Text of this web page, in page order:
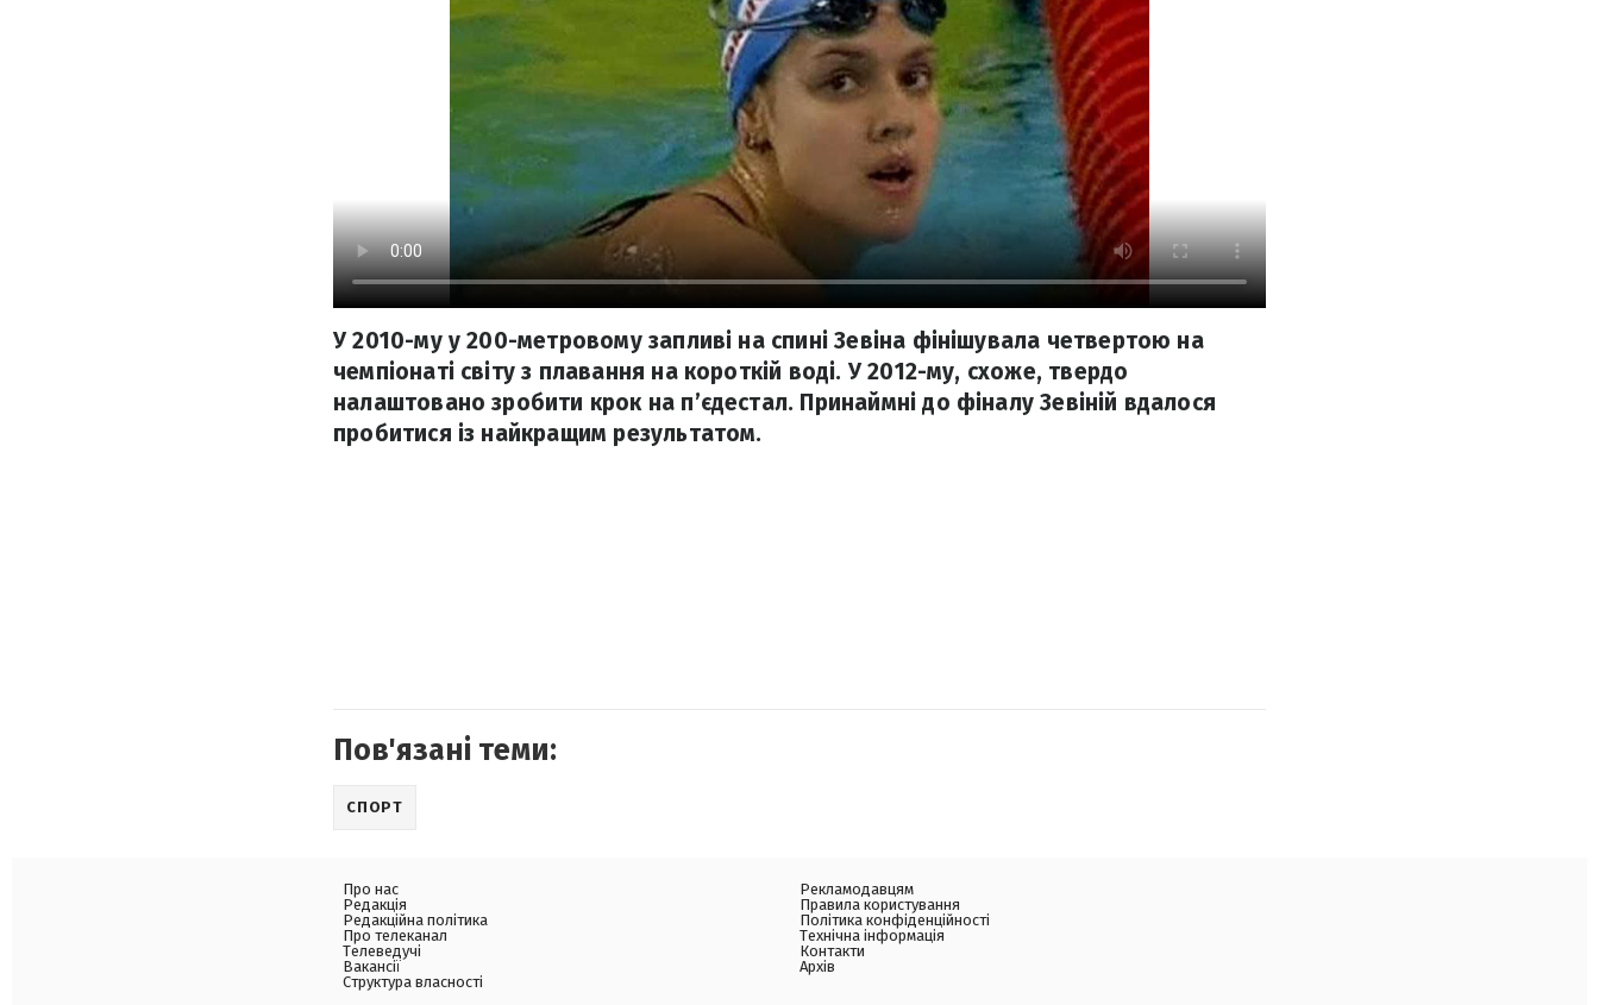
У 2010-му у 200-метровому запливі на спині Зевіна фінішувала четвертою на
чемпіонаті світу з плавання на короткій воді. У 2012-му, схоже, твердо
налаштовано зробити крок на п’єдестал. Принаймні до фіналу Зевіній вдалося
пробитися із найкращим результатом.
Пов'язані теми:
СПОРТ
Про нас
Редакція
Редакційна політика
Про телеканал
Телеведучі
Вакансії
Структура власності
Рекламодавцям
Правила користування
Політика конфіденційності
Технічна інформація
Контакти
Архів